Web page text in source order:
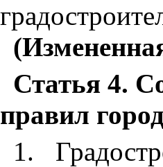
Статья 4.
правил
1.